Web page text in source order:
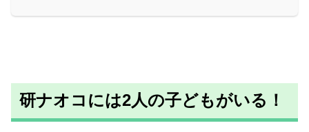
研ナオコには2人の子どもがいる！